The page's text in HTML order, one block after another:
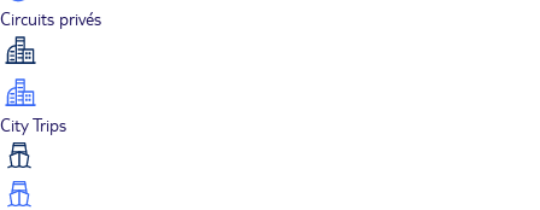
Circuits privés
City Trips